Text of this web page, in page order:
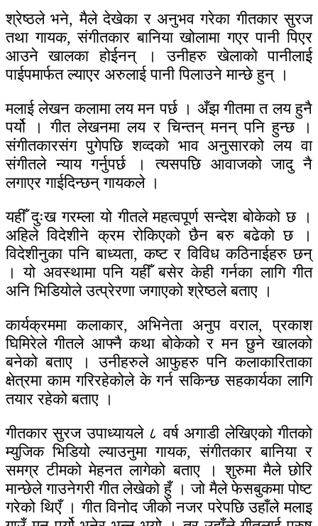
श्रेष्ठले भने, मैले देखेका र अनुभव गरेका गीतकार सुरज
तथा गायक, संगीतकार बानिया खोलामा गएर पानी पिएर
आउने खालका होईनन् । उनीहरु खेलाको पानीलाई
पाईपमार्फत ल्याएर अरुलाई पानी पिलाउने मान्छे हुन् ।
मलाई लेखन कलामा लय मन पर्छ । अँझ गीतमा त लय हुनै
पर्यो । गीत लेखनमा लय र चिन्तन् मनन् पनि हुन्छ ।
संगीतकारसंग पुगेपछि शव्दको भाव अनुसारको लय वा
संगीतले न्याय गर्नुपर्छ । त्यसपछि आवाजको जादु नै
लगाएर गाईदिन्छन् गायकले ।
यहीँ दुःख गरम्ला यो गीतले महत्वपूर्ण सन्देश बोकेको छ ।
अहिले विदेशीने क्रम रोकिएको छैन बरु बढेको छ ।
विदेशीनुका पनि बाध्यता, कष्ट र विविध कठिनाईहरु छन्
। यो अवस्थामा पनि यहीँ बसेर केही गर्नका लागि गीत
अनि भिडियाेले उत्प्रेरणा जगाएको श्रेष्ठले बताए ।
कार्यक्रममा कलाकार, अभिनेता अनुप वराल, प्रकाश
घिमिरेले गीतले आफ्नै कथा बोकेको र मन छुने खालको
बनेको बताए । उनीहरुले आफुहरु पनि कलाकारिताका
क्षेत्रमा काम गरिरहेकोले के गर्न सकिन्छ सहकार्यका लागि
तयार रहेको बताए ।
गीतकार सुरज उपाध्यायले ८ वर्ष अगाडी लेखिएको गीतको
म्युजिक भिडियो ल्याउनुमा गायक, संगीतकार बानिया र
समग्र टीमको मेहनत लागेको बताए । शुरुमा मैले छोरि
मान्छेले गाउनेगरी गीत लेखेको हुँ । जाे मैले फेसबुकमा पोष्ट
गरेको थिएँ । गीत विनोद जीको नजर परेपछि उहाँले मलाइ